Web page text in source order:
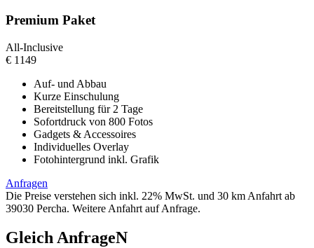
Premium Paket
All-Inclusive
€ 1149
Auf- und Abbau
Kurze Einschulung
Bereitstellung für 2 Tage
Sofortdruck von 800 Fotos
Gadgets & Accessoires
Individuelles Overlay
Fotohintergrund inkl. Grafik
Anfragen
Die Preise verstehen sich inkl. 22% MwSt. und 30 km Anfahrt ab
39030 Percha. Weitere Anfahrt auf Anfrage.
Gleich AnfrageN